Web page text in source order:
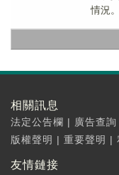
情況
相關訊息
法定公告欄 | 廣告查詢
版權聲明 | 重要聲明 |
友情鏈接